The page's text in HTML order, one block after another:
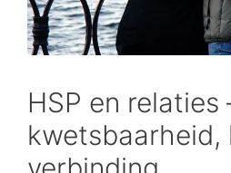
HSP en relaties
kwetsbaarheid,